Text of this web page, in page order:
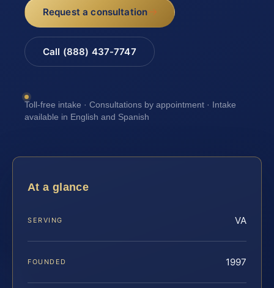
Request a consultation
Call (888) 437-7747
Toll-free intake · Consultations by appointment · Intake
available in English and Spanish
At a glance
SERVING VA
FOUNDED 1997